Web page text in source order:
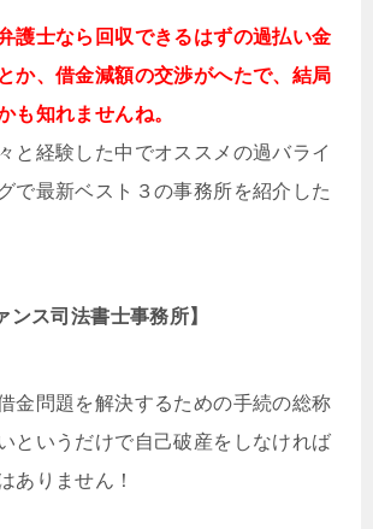
護士なら回収できるはずの過払い金
か、借金減額の交渉がへたで、結局
も知れませんね。
と経験した中でオススメの過バライ
で最新ベスト３の事務所を紹介した
ンス司法書士事務所】
金問題を解決するための手続の総称
というだけで自己破産をしなければ
ありません！